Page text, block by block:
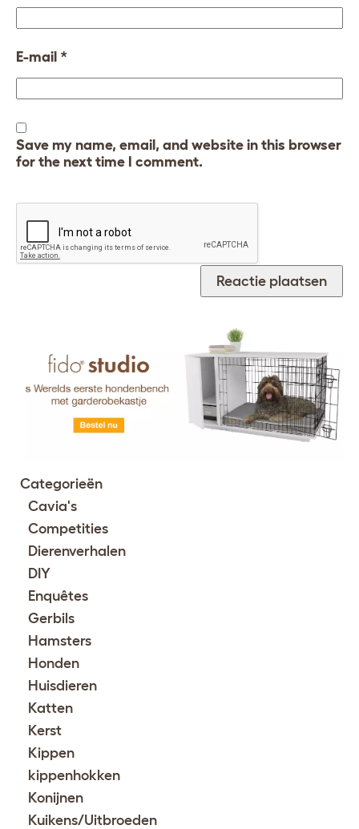
E-mail *
Save my name, email, and website in this browser
for the next time I comment.
Categorieën
Cavia's
Competities
Dierenverhalen
DIY
Enquêtes
Gerbils
Hamsters
Honden
Huisdieren
Katten
Kerst
Kippen
kippenhokken
Konijnen
Kuikens/Uitbroeden